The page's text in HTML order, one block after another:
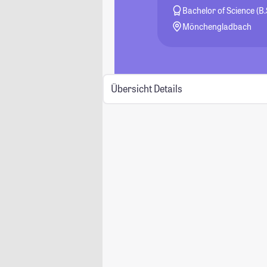
Bachelor of Science
Mönchengladbach
Übersicht Details